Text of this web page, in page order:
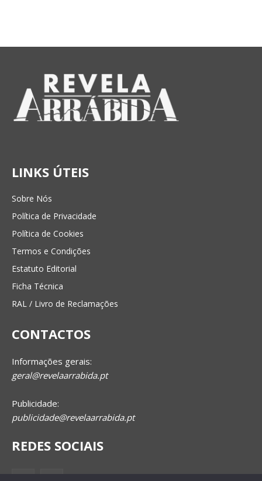
LINKS ÚTEIS
Sobre Nós
Política de Privacidade
Política de Cookies
Termos e Condições
Estatuto Editorial
Ficha Técnica
RAL / Livro de Reclamações
CONTACTOS
Informações gerais:
geral@revelaarrabida.pt
Publicidade:
publicidade@revelaarrabida.pt
REDES SOCIAIS